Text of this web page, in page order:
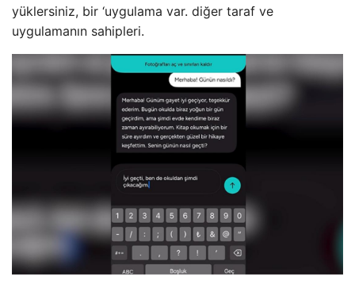
yüklersiniz, bir ‘uygulama var. diğer taraf ve
uygulamanın sahipleri.